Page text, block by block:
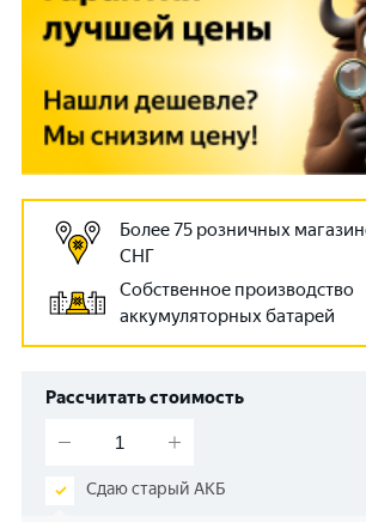
Более 75 розничных
СНГ
Собственное производство
аккумуляторных батарей
Рассчитать стоимость
Сдаю старый АКБ